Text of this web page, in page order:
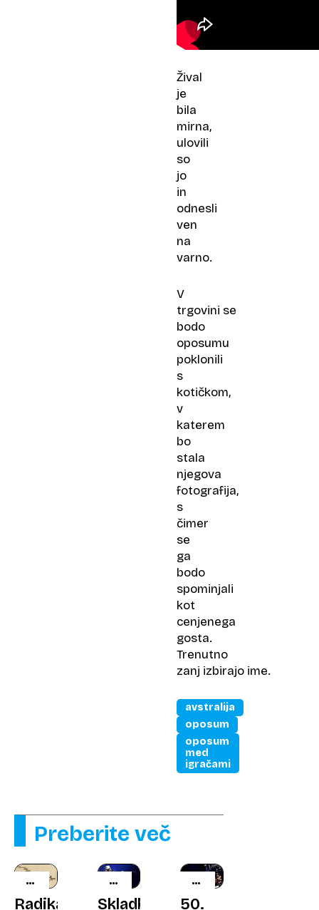
Žival
je
bila
mirna,
ulovili
so
jo
in
odnesli
ven
na
varno.
V
trgovini se
bodo
oposumu
poklonili
s
kotičkom,
v
katerem
bo
stala
njegova
fotografija,
s
čimer
se
ga
bodo
spominjali
kot
cenjenega
gosta.
Trenutno
zanj izbirajo ime.
avstralija
oposum
oposum
med
igračami
Preberite več
ZGODILO
SE
Radikalni
NEIL
YOUNG
Skladba,
TEORIJE
ZAROTE
50.